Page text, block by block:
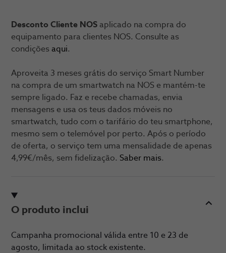
Desconto Cliente NOS aplicado na compra do
equipamento para clientes NOS. Consulte as
condições aqui.
Aproveita 3 meses grátis do serviço Smart Number
na compra de um smartwatch na NOS e mantém-te
sempre ligado. Faz e recebe chamadas, envia
mensagens e usa os teus dados móveis no
smartwatch, tudo com o tarifário do teu smartphone,
mesmo sem o telemóvel por perto. Após o período
de oferta, o serviço tem uma mensalidade de apenas
4,99€/mês, sem fidelização. Saber mais.
O produto inclui
Campanha promocional válida entre 10 e 23 de
agosto, limitada ao stock existente.